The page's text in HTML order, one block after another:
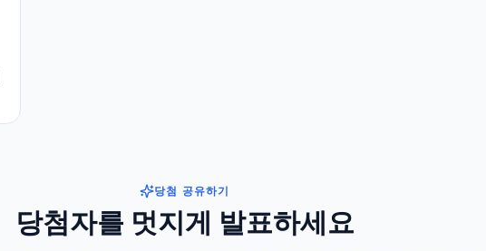
당첨 공유하기
당첨자를 멋지게 발표하세요